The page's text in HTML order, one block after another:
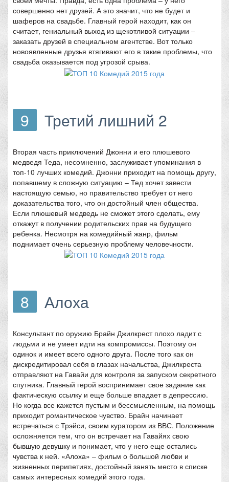
совершенно нет друзей. А это значит, что не будет и
шаферов на свадьбе. Главный герой находит, как он
считает, гениальный выход из щекотливой ситуации –
заказать друзей в специальном агентстве. Вот только
новоявленные друзья втягивают его в такие проблемы, что
свадьба оказывается под угрозой срыва.
9 Третий лишний 2
Вторая часть приключений Джонни и его плюшевого
медведя Теда, несомненно, заслуживает упоминания в
топ-10 лучших комедий. Джонни приходит на помощь другу,
попавшему в сложную ситуацию – Тед хочет завести
настоящую семью, но правительство требует от него
доказательства того, что он достойный член общества.
Если плюшевый медведь не сможет этого сделать, ему
откажут в получении родительских прав на будущего
ребенка. Несмотря на комедийный жанр, фильм
поднимает очень серьезную проблему человечности.
8 Алоха
Консультант по оружию Брайн Джилкрест плохо ладит с
людьми и не умеет идти на компромиссы. Поэтому он
одинок и имеет всего одного друга. После того как он
дискредитировал себя в глазах начальства, Джилкреста
отправляют на Гавайи для контроля за запуском секретного
спутника. Главный герой воспринимает свое задание как
фактическую ссылку и еще больше впадает в депрессию.
Но когда все кажется пустым и бессмысленным, на помощь
приходит романтическое чувство. Брайн начинает
встречаться с Трэйси, своим куратором из ВВС. Положение
осложняется тем, что он встречает на Гавайях свою
бывшую девушку и понимает, что у него еще остались
чувства к ней. «Алоха» – фильм о большой любви и
жизненных перипетиях, достойный занять место в списке
самых интересных комедий этого года.